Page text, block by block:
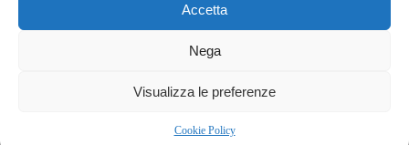
Accetta
Nega
Visualizza le preferenze
Cookie Policy